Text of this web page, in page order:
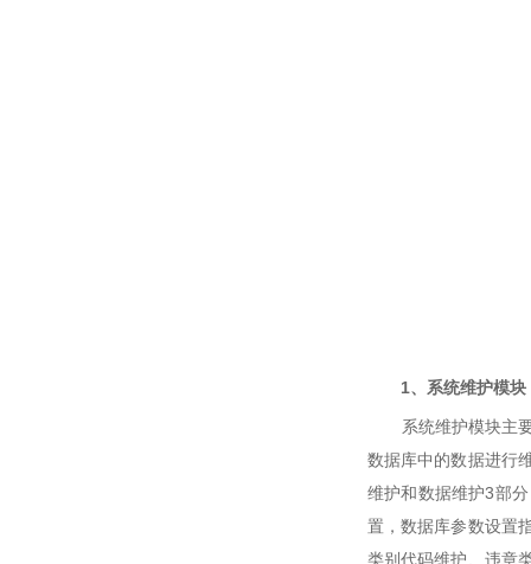
1、系统维护模块
系统维护模块主要
数据库中的数据进行
维护和数据维护3部
置，数据库参数设置
类别代码维护、违章